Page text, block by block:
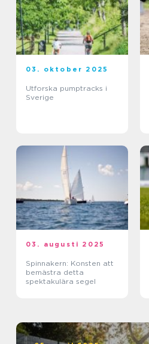
03. oktober 2025
Utforska pumptracks i
Sverige
03. augusti 2025
Spinnakern: Konsten att
bemästra detta
spektakulära segel